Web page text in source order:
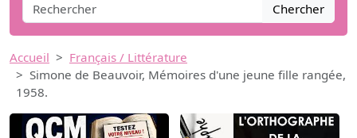
Chercher
Accueil
Français / Littérature
Simone de Beauvoir, Mémoires d'une jeune fille rangée,
1958.